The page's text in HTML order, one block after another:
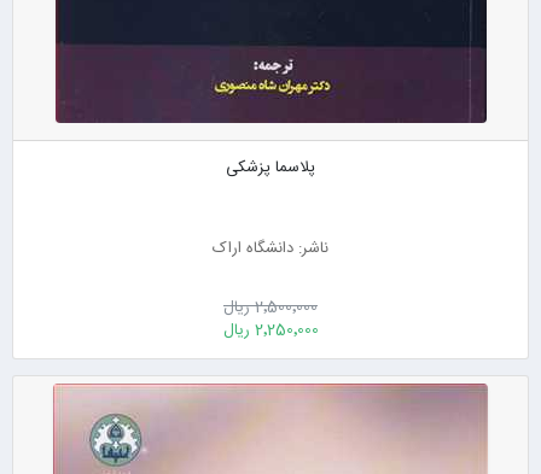
پلاسما پزشکی
ناشر: دانشگاه اراک
2٬500٬000 ریال
2٬250٬000 ریال